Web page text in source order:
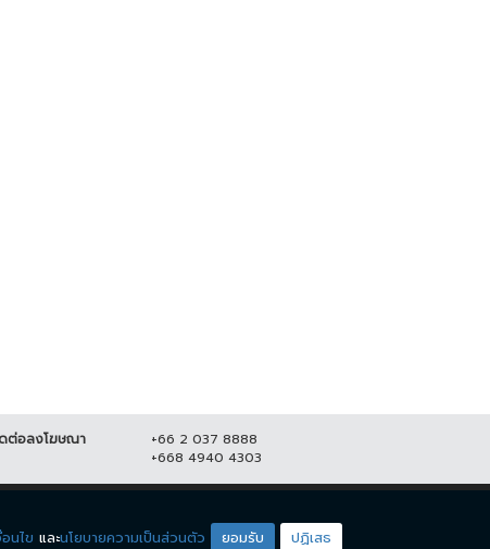
ต่อลงโฆษณา
+66 2 037 8888
+668 4940 4303
ดียโซน
นไข และนโยบายความเป็นส่วนตัว ยอมรับ ปฏิเสธ